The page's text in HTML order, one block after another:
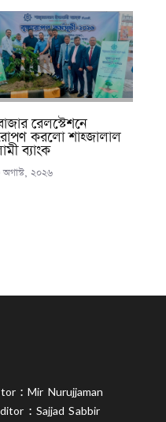
রেলস্টেশনে
করলো শাহ্জালাল
ব্যাংক
অগাস্ট, ২০২৬
: Mir Nurujjaman
: Sajjad Sabbir